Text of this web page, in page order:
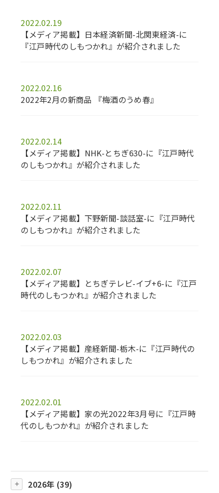
2022.02.19
【メディア掲載】日本経済新聞-北関東経済-に
『江戸時代のしもつかれ』が紹介されました
2022.02.16
2022年2月の新商品 『梅酒のうめ春』
2022.02.14
【メディア掲載】NHK-とちぎ630-に『江戸時代
のしもつかれ』が紹介されました
2022.02.11
【メディア掲載】下野新聞-談話室-に『江戸時代
のしもつかれ』が紹介されました
2022.02.07
【メディア掲載】とちぎテレビ-イブ+6-に『江戸
時代のしもつかれ』が紹介されました
2022.02.03
【メディア掲載】産経新聞-栃木-に『江戸時代の
しもつかれ』が紹介されました
2022.02.01
【メディア掲載】家の光2022年3月号に『江戸時
代のしもつかれ』が紹介されました
2026年 (39)